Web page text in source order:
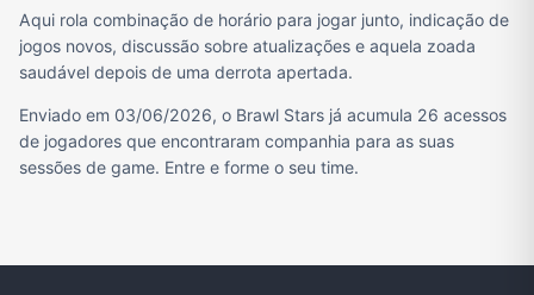
Aqui rola combinação de horário para jogar junto, indicação de
jogos novos, discussão sobre atualizações e aquela zoada
saudável depois de uma derrota apertada.
Enviado em 03/06/2026, o Brawl Stars já acumula 26 acessos
de jogadores que encontraram companhia para as suas
sessões de game. Entre e forme o seu time.